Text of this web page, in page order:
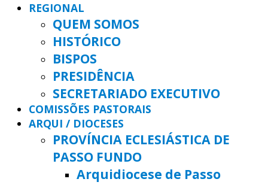
REGIONAL
QUEM SOMOS
HISTÓRICO
BISPOS
PRESIDÊNCIA
SECRETARIADO EXECUTIVO
COMISSÕES PASTORAIS
ARQUI / DIOCESES
PROVÍNCIA ECLESIÁSTICA DE
PASSO FUNDO
Arquidiocese de Passo